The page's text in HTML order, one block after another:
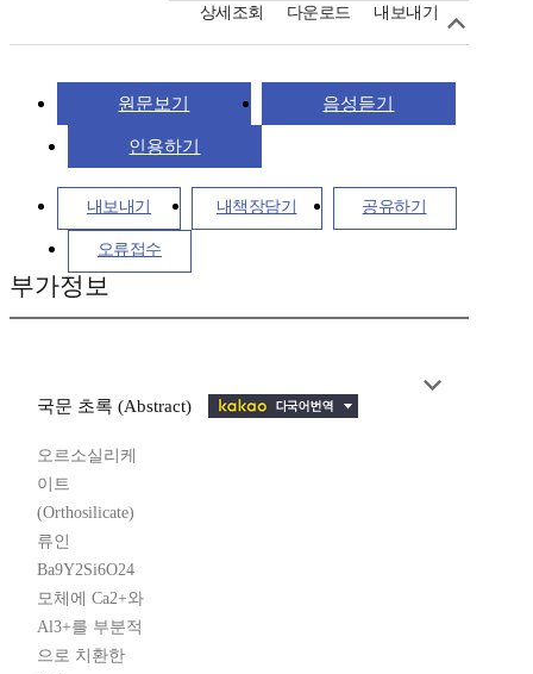
상세조회 다운로드 내보내기
원문보기 음성듣기
인용하기
내보내기 내책장담기 공유하기
오류접수
부가정보
국문 초록 (Abstract)
오르소실리케
이트
(Orthosilicate)
류인
Ba9Y2Si6O24
모체에 Ca2+와
Al3+를 부분적
으로 치환한